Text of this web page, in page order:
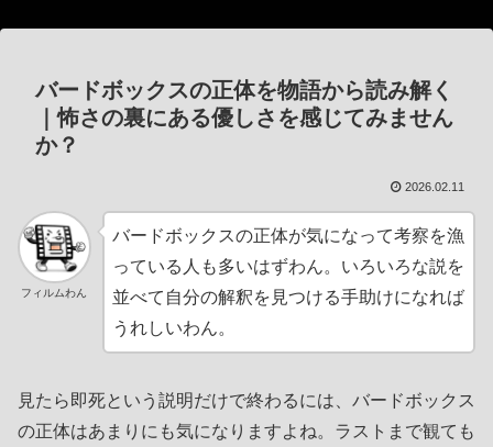
バードボックスの正体を物語から読み解く
｜怖さの裏にある優しさを感じてみません
か？
2026.02.11
フィルムわん
バードボックスの正体が気になって考察を漁
っている人も多いはずわん。いろいろな説を
並べて自分の解釈を見つける手助けになれば
うれしいわん。
見たら即死という説明だけで終わるには、バードボックス
の正体はあまりにも気になりますよね。ラストまで観ても